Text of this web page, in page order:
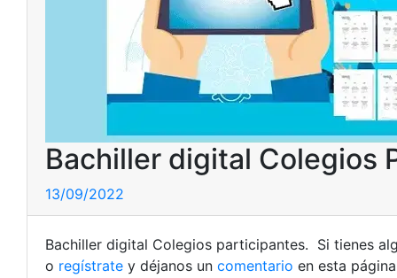
Bachiller digital Colegios
13/09/2022
Bachiller digital Colegios participantes. Si tienes
o regístrate y déjanos un comentario en esta